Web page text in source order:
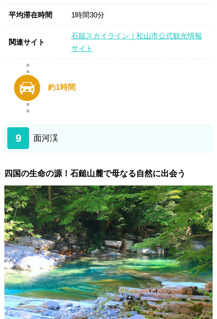
平均滞在時間 1時間30分
関連サイト
石鎚スカイライン｜松山市公式観光情報
サイト
約1時間
9 面河渓
四国の生命の源！石鎚山麓で母なる自然に出会う